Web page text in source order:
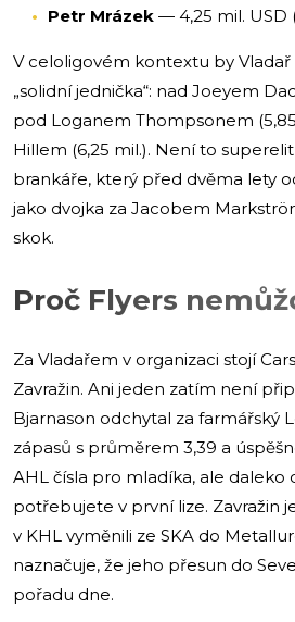
Petr Mrázek — 4,25 mil. USD
V celoligovém kontextu by Vladař
„solidní jednička“: nad Joeyem
pod Loganem Thompsonem
Hillem (6,25 mil.). Není to
brankáře, který před dvěma lety
jako dvojka za Jacobem
skok.
Proč Flyers
Za Vladařem v organizaci stojí
Zavražin. Ani jeden zatím není
Bjarnason odchytal za farmářský
zápasů s průměrem 3,39 a
AHL čísla pro mladíka, ale daleko
potřebujete v první lize. Zavražin
v KHL vyměnili ze SKA do
naznačuje, že jeho přesun do
pořadu dne.